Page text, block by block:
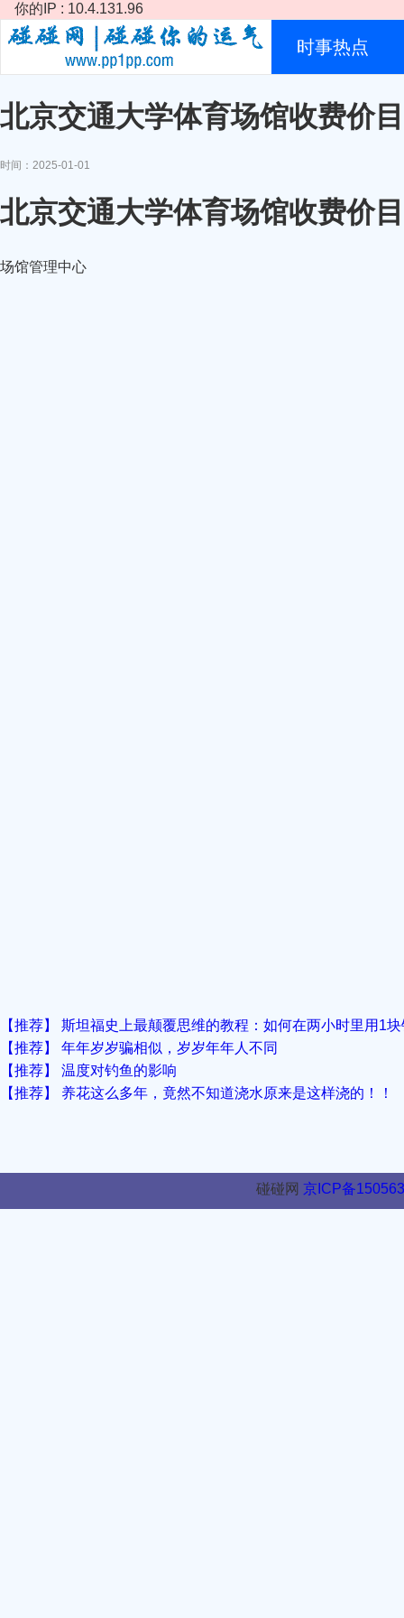
你的IP : 10.4.131.96
时事热点
北京交通大学体育场馆收费价
时间：2025-01-01
北京交通大学体育场馆收费价
场馆管理中心
【推荐】 斯坦福史上最颠覆思维的教程：​如何在两小时里用1
【推荐】 年年岁岁骗相似，岁岁年年人不同
【推荐】 温度对钓鱼的影响
【推荐】 养花这么多年，竟然不知道浇水原来是这样浇的！！
碰碰网 京ICP备